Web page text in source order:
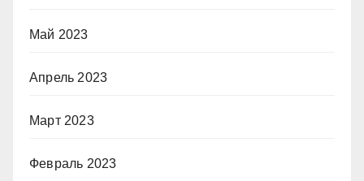
Май 2023
Апрель 2023
Март 2023
Февраль 2023